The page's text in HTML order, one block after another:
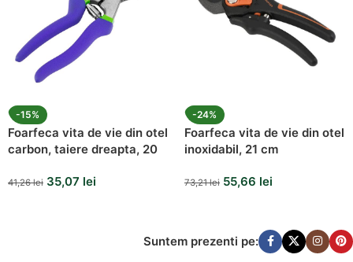
-15%
Foarfeca vita de vie din otel
carbon, taiere dreapta, 20
41,26lei 35,07 lei
-24%
Foarfeca vita de vie din otel
inoxidabil, 21 cm
73,21lei 55,66 lei
Suntem prezenti pe: